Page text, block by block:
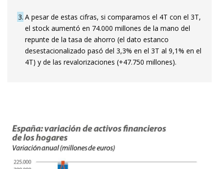
3 A pesar de estas cifras, si comparamos el 4T con el 3T,
el stock aumentó en 74.000 millones de la mano del
repunte de la tasa de ahorro (el dato estanco
desestacionalizado pasó del 3,3% en el 3T al 9,1% en el
4T) y de las revalorizaciones (+47.750 millones).